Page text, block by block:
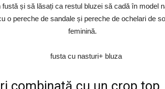
fustă și să lăsați ca restul bluzei să cadă în model
o pereche de sandale și pereche de ochelari de
feminină.